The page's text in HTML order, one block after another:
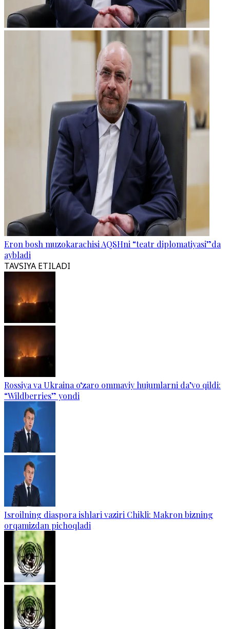
Eron bosh muzokarachisi AQSHni “teatr diplomatiyasi”da
aybladi
TAVSIYA ETILADI
Rossiya va Ukraina o‘zaro ommaviy hujumlarni da’vo qildi:
“Wildberries” yondi
Isroilning diaspora ishlari vaziri Chikli: Makron bizning
orqamizdan pichoqladi